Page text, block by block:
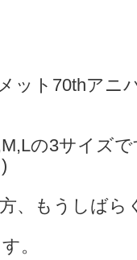
ット70thアニ
の3サイズ
、もうしばら
。